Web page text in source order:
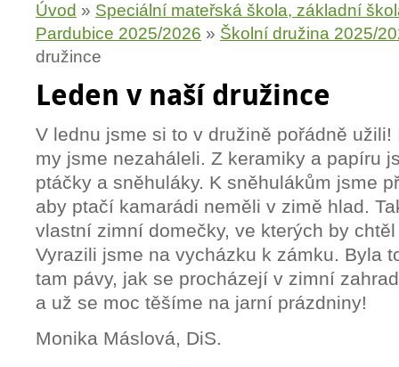
Úvod » Speciální mateřská škola, základní
Pardubice 2025/2026 » Školní družina 2025/
družince
Leden v naší družince
V lednu jsme si to v družině pořádně
my jsme nezaháleli. Z keramiky a papíru
ptáčky a sněhuláky. K sněhulákům jsme
aby ptačí kamarádi neměli v zimě hlad.
vlastní zimní domečky, ve kterých by
Vyrazili jsme na vycházku k zámku. Byla
tam pávy, jak se procházejí v zimní
a už se moc těšíme na jarní prázdniny!
Monika Máslová, DiS.